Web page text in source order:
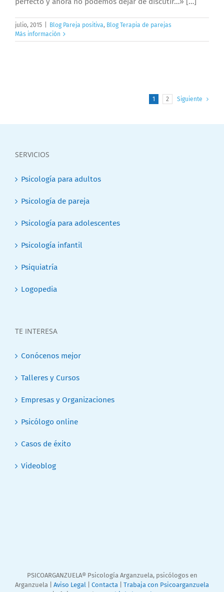
julio, 2015 Blog Pareja positiva, Blog Terapia de parejas
Más información
1 2 Siguiente
SERVICIOS
Psicología para adultos
Psicología de pareja
Psicología para adolescentes
Psicología infantil
Psiquiatría
Logopedia
TE INTERESA
Conócenos mejor
Talleres y Cursos
Empresas y Organizaciones
Psicólogo online
Casos de éxito
Videoblog
PSICOARGANZUELA® Psicología Arganzuela, psicólogos en
Arganzuela | Aviso Legal Contacta
Trabaja con Psicoarganzuela